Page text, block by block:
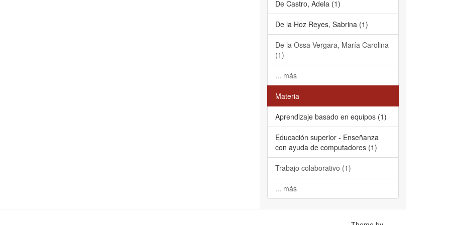
De Castro, Adela (1)
De la Hoz Reyes, Sabrina (1)
De la Ossa Vergara, María Carolina
(1)
... más
Materia
Aprendizaje basado en equipos (1)
Educación superior - Enseñanza
con ayuda de computadores (1)
Trabajo colaborativo (1)
... más